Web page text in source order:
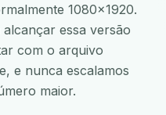
1080×1920.
essa versão
com o arquivo
e nunca escalamos
maior.